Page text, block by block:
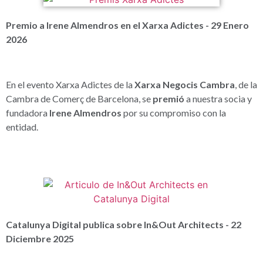
Premio a Irene Almendros en el Xarxa Adictes - 29 Enero
2026
En el evento Xarxa Adictes de laXarxa Negocis Cambra , de la
Cambra de Comerç de Barcelona, se premió a nuestra socia y
fundadora Irene Almendros por su compromiso con la
entidad.
Catalunya Digital publica sobre In&Out Architects - 22
Diciembre 2025